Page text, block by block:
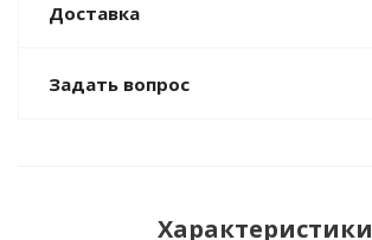
Доставка
Задать вопрос
Характеристики